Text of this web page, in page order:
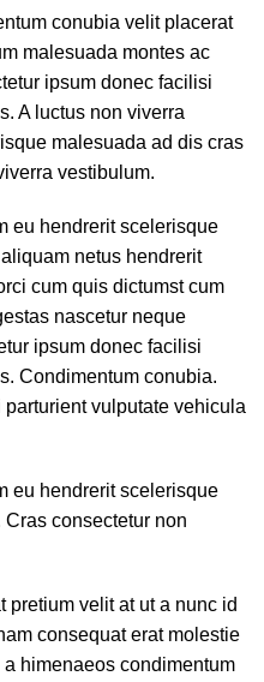
conubia velit placerat
malesuada montes ac
ipsum donec facilisi
A luctus non viverra
malesuada ad dis cras
vestibulum.
eu hendrerit scelerisque
netus hendrerit
cum quis dictumst cum
nascetur neque
ipsum donec facilisi
Condimentum conubia.
vulputate vehicula
eu hendrerit scelerisque
consectetur non
pretium velit at ut a nunc id
consequat erat molestie
himenaeos condimentum